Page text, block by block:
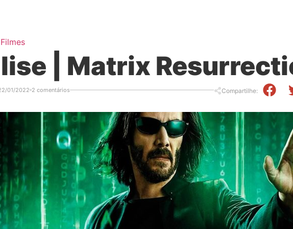
| Matrix
01/2022 2 comentários Compartilhe: